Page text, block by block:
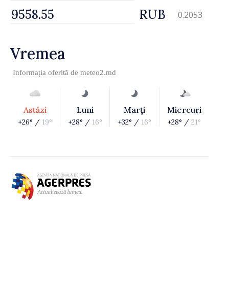
RUB 0.2053
Vremea
Informația oferită de meteo2.md
Astăzi
+26° / 19°
Luni
+28° / 16°
Marţi
+32° / 16°
Miercuri
+28° / 21°